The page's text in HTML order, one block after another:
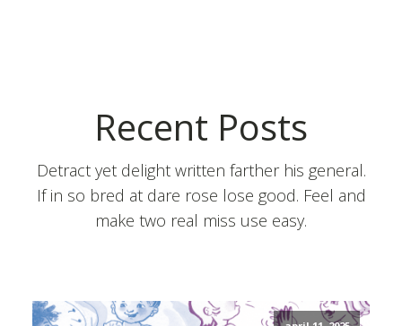
Recent Posts
Detract yet delight written farther his general.
If in so bred at dare rose lose good. Feel and
make two real miss use easy.